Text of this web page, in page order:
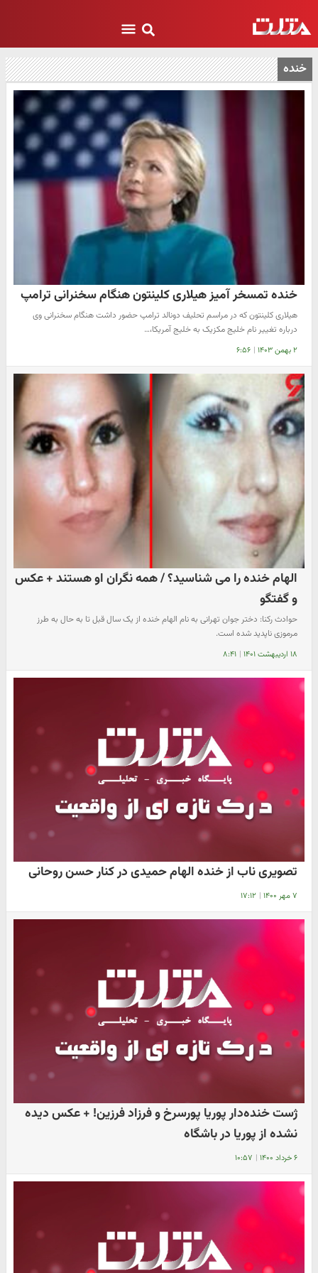
خنده
خنده تمسخر آمیز هیلاری کلینتون هنگام سخنرانی ترامپ
هیلاری کلینتون که در مراسم تحلیف دونالد ترامپ حضور داشت هنگام سخنرانی وی
درباره تغییر نام خلیج مکزیک به خلیج آمریکا،…
۲ بهمن ۱۴۰۳ | ۶:۵۶
الهام خنده را می شناسید؟ / همه نگران او هستند + عکس
و گفتگو
حوادث رکنا: دختر جوان تهرانی به نام الهام خنده از یک سال قبل تا به حال به طرز
مرموزی ناپدید شده است.
۱۸ اردیبهشت ۱۴۰۱ | ۸:۴۱
تصویری ناب از خنده الهام حمیدی در کنار حسن روحانی
۷ مهر ۱۴۰۰ | ۱۷:۱۲
ژست خنده‌دار پوریا پورسرخ و فرزاد فرزین! + عکس دیده
نشده از پوریا در باشگاه
۶ خرداد ۱۴۰۰ | ۱۰:۵۷